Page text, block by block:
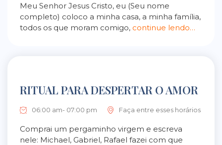
Meu Senhor Jesus Cristo, eu (Seu nome
completo) coloco a minha casa, a minha família,
todos os que moram comigo, continue lendo…
RITUAL PARA DESPERTAR O AMOR
06:00 am- 07:00 pm Faça entre esses horários
Comprai um pergaminho virgem e escreva
nele: Michael, Gabriel, Rafael fazei com que